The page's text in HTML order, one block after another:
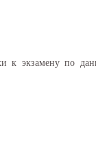
к экзамену по